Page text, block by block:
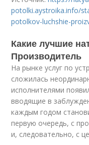
potolki.aystroika.info/
potolkov-luchshie-
Какие лучшие
Производитель
На рынке услуг по
сложилась
исполнителями
вводящие в
каждым годом
первую очередь, с
и, следовательно, с